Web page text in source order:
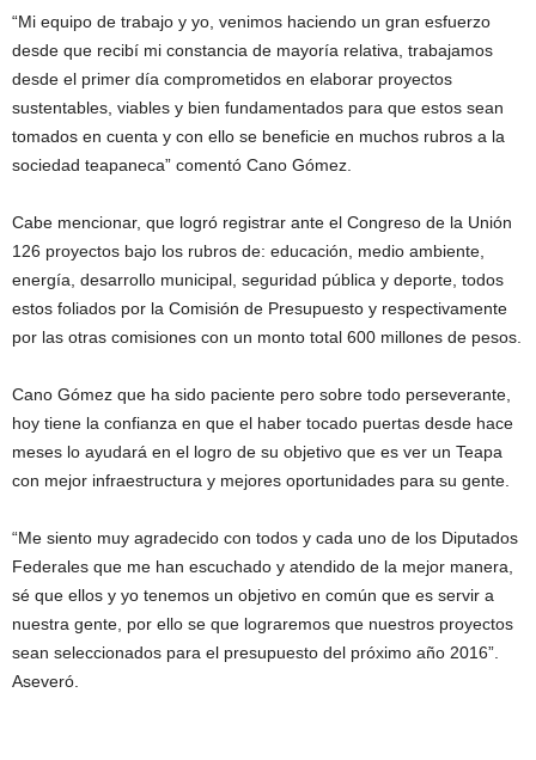
“Mi equipo de trabajo y yo, venimos haciendo un gran esfuerzo
desde que recibí mi constancia de mayoría relativa, trabajamos
desde el primer día comprometidos en elaborar proyectos
sustentables, viables y bien fundamentados para que estos sean
tomados en cuenta y con ello se beneficie en muchos rubros a la
sociedad teapaneca” comentó Cano Gómez.
Cabe mencionar, que logró registrar ante el Congreso de la Unión
126 proyectos bajo los rubros de: educación, medio ambiente,
energía, desarrollo municipal, seguridad pública y deporte, todos
estos foliados por la Comisión de Presupuesto y respectivamente
por las otras comisiones con un monto total 600 millones de pesos.
Cano Gómez que ha sido paciente pero sobre todo perseverante,
hoy tiene la confianza en que el haber tocado puertas desde hace
meses lo ayudará en el logro de su objetivo que es ver un Teapa
con mejor infraestructura y mejores oportunidades para su gente.
“Me siento muy agradecido con todos y cada uno de los Diputados
Federales que me han escuchado y atendido de la mejor manera,
sé que ellos y yo tenemos un objetivo en común que es servir a
nuestra gente, por ello se que lograremos que nuestros proyectos
sean seleccionados para el presupuesto del próximo año 2016”.
Aseveró.